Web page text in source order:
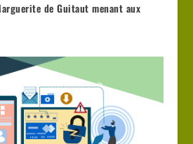
de Guitaut menant aux